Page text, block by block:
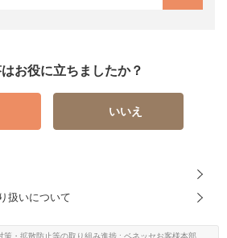
お役に立ちましたか？
いいえ
扱いについて
・ 拡散防止等の取り組み進捗 : ベネッセお客様本部